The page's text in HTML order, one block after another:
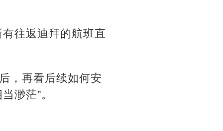
往返迪拜的航班直
，再看后续如何安
渺茫”。